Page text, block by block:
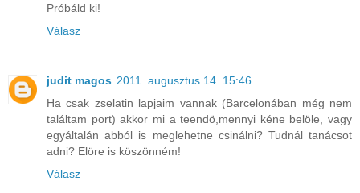
Próbáld ki!
Válasz
judit magos 2011. augusztus 14. 15:46
Ha csak zselatin lapjaim vannak (Barcelonában még nem
találtam port) akkor mi a teendö,mennyi kéne belöle, vagy
egyáltalán abból is meglehetne csinálni? Tudnál tanácsot
adni? Elöre is köszönném!
Válasz